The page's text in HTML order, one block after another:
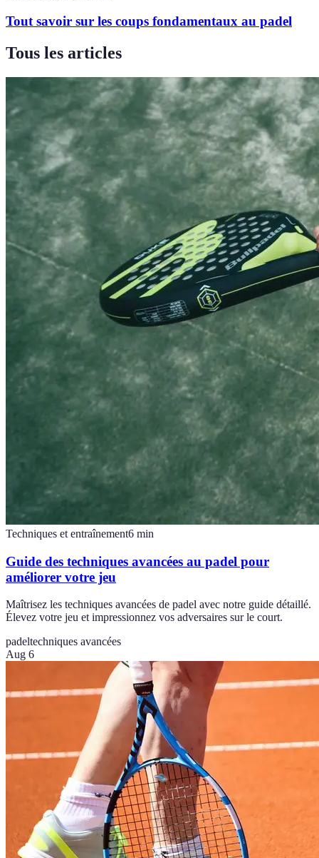
Tout savoir sur les coups fondamentaux au padel
Tous les articles
Techniques et entraînement6 min
Guide des techniques avancées au padel pour
améliorer votre jeu
Maîtrisez les techniques avancées de padel avec notre guide détaillé.
Élevez votre jeu et impressionnez vos adversaires sur le court.
padeltechniques avancées
Aug 6